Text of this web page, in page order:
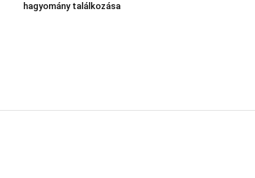
hagyomány találkozása